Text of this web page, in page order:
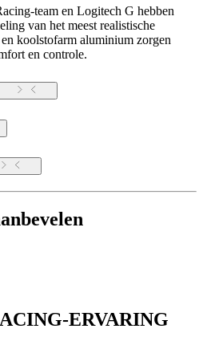
team en Logitech G hebben
van het meest realistische
koolstofarm aluminium zorgen
en controle.
ERVARING